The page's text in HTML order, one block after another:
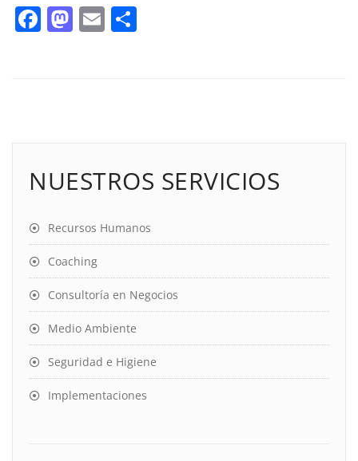
Facebook
Mastodon
Email
NUESTROS SERVICIOS
Recursos Humanos
Coaching
Consultoría en Negocios
Medio Ambiente
Seguridad e Higiene
Implementaciones